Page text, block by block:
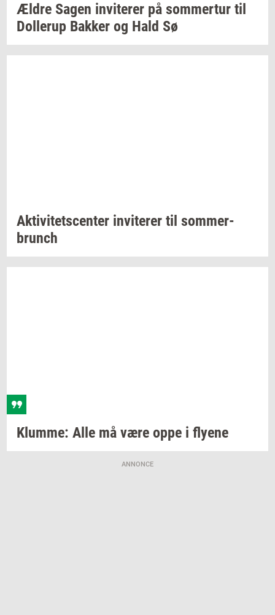
Ældre Sagen in­vi­te­rer på som­mer­tur til
Dol­lerup Bak­ker og Hald Sø
Ak­ti­vi­tets­cen­ter in­vi­te­rer til som­mer­
brunch
Klum­me: Alle må være oppe i fly­e­ne
ANNONCE